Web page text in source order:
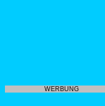
WERBUNG